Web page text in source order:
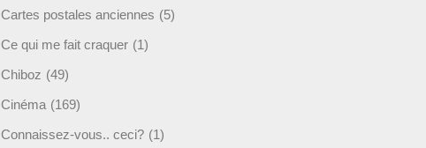
Cartes postales anciennes (5)
Ce qui me fait craquer (1)
Chiboz (49)
Cinéma (169)
Connaissez-vous.. ceci? (1)